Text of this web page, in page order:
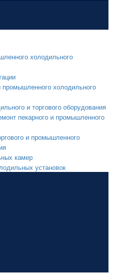
холодильного
промышленного холодильного
и торгового оборудования
пекарного и промышленного
и промышленного
камер
установок